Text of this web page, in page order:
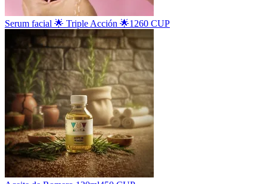
Serum facial 🌟 Triple Acción 🌟1260 CUP